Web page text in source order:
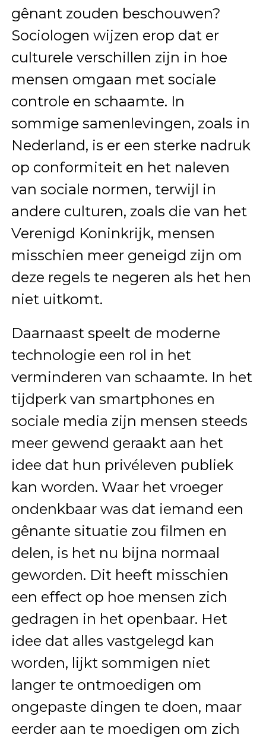
gênant zouden beschouwen?
Sociologen wijzen erop dat er
culturele verschillen zijn in hoe
mensen omgaan met sociale
controle en schaamte. In
sommige samenlevingen, zoals in
Nederland, is er een sterke nadruk
op conformiteit en het naleven
van sociale normen, terwijl in
andere culturen, zoals die van het
Verenigd Koninkrijk, mensen
misschien meer geneigd zijn om
deze regels te negeren als het hen
niet uitkomt.
Daarnaast speelt de moderne
technologie een rol in het
verminderen van schaamte. In het
tijdperk van smartphones en
sociale media zijn mensen steeds
meer gewend geraakt aan het
idee dat hun privéleven publiek
kan worden. Waar het vroeger
ondenkbaar was dat iemand een
gênante situatie zou filmen en
delen, is het nu bijna normaal
geworden. Dit heeft misschien
een effect op hoe mensen zich
gedragen in het openbaar. Het
idee dat alles vastgelegd kan
worden, lijkt sommigen niet
langer te ontmoedigen om
ongepaste dingen te doen, maar
eerder aan te moedigen om zich